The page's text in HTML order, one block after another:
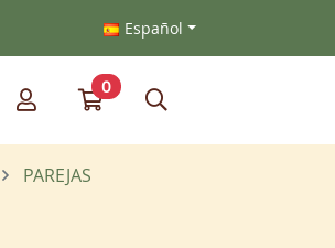
Español
artículos favoritos
Mi cuentaIr a mi compra
0
PAREJAS